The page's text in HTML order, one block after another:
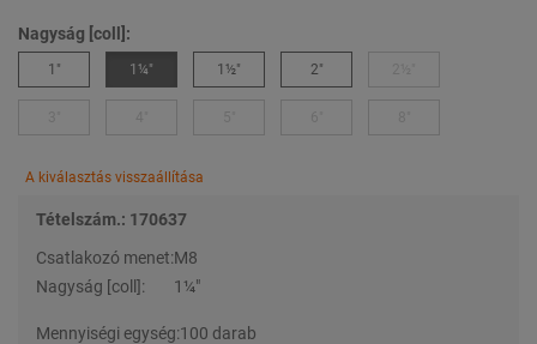
Nagyság [coll]:
1" 1¼" 1½" 2"
A kiválasztás visszaállítása
Tételszám.: 170637
Csatlakozó menet:M8
Nagyság [coll]:
1¼"
Mennyiségi egység:100 darab